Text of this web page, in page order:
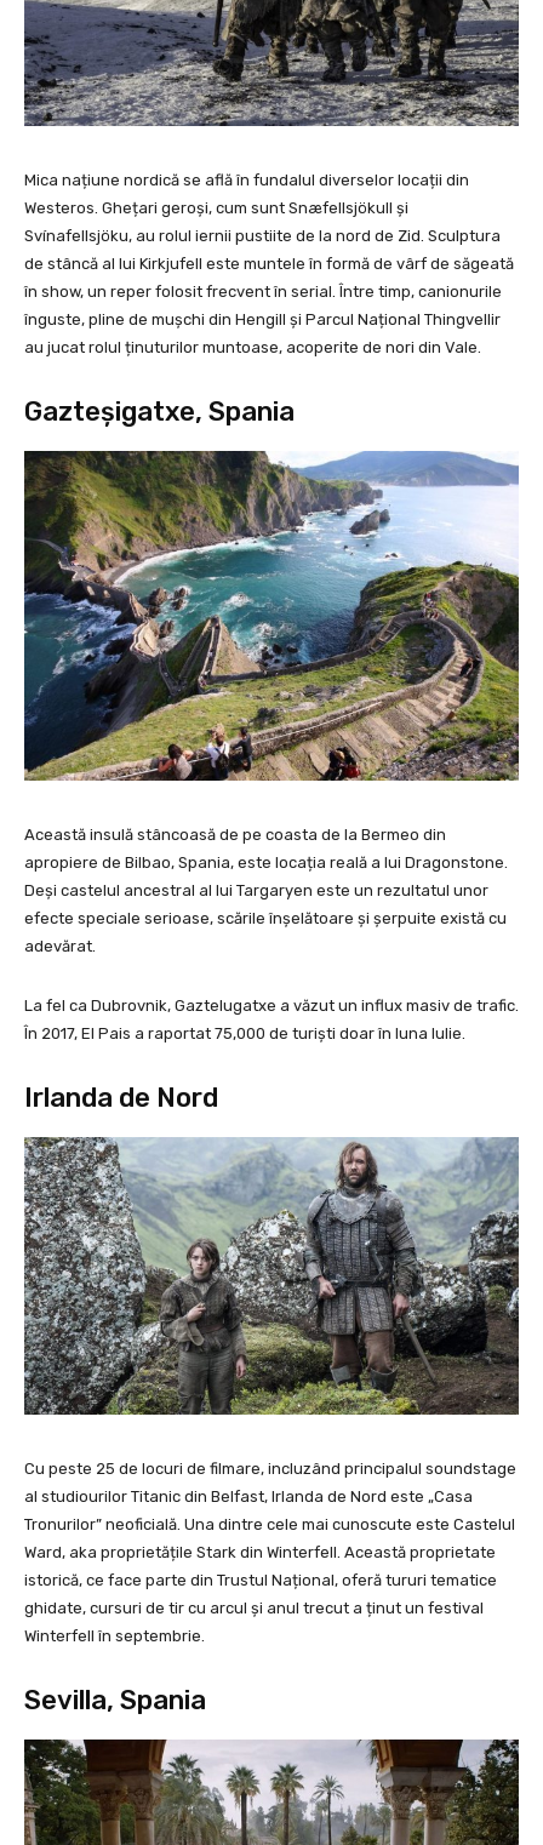
Mica națiune nordică se află în fundalul diverselor locații din
Westeros. Ghețari geroși, cum sunt Snæfellsjökull și
Svínafellsjöku, au rolul iernii pustiite de la nord de Zid. Sculptura
de stâncă al lui Kirkjufell este muntele în formă de vârf de săgeată
în show, un reper folosit frecvent în serial. Între timp, canionurile
înguste, pline de mușchi din Hengill și Parcul Național Thingvellir
au jucat rolul ținuturilor muntoase, acoperite de nori din Vale.
Gazteșigatxe, Spania
Această insulă stâncoasă de pe coasta de la Bermeo din
apropiere de Bilbao, Spania, este locația reală a lui Dragonstone.
Deși castelul ancestral al lui Targaryen este un rezultatul unor
efecte speciale serioase, scările înșelătoare și șerpuite există cu
adevărat.
La fel ca Dubrovnik, Gaztelugatxe a văzut un influx masiv de trafic.
În 2017, El Pais a raportat 75,000 de turiști doar în luna Iulie.
Irlanda de Nord
Cu peste 25 de locuri de filmare, incluzând principalul soundstage
al studiourilor Titanic din Belfast, Irlanda de Nord este „Casa
Tronurilor” neoficială. Una dintre cele mai cunoscute este Castelul
Ward, aka proprietățile Stark din Winterfell. Această proprietate
istorică, ce face parte din Trustul Național, oferă tururi tematice
ghidate, cursuri de tir cu arcul și anul trecut a ținut un festival
Winterfell în septembrie.
Sevilla, Spania